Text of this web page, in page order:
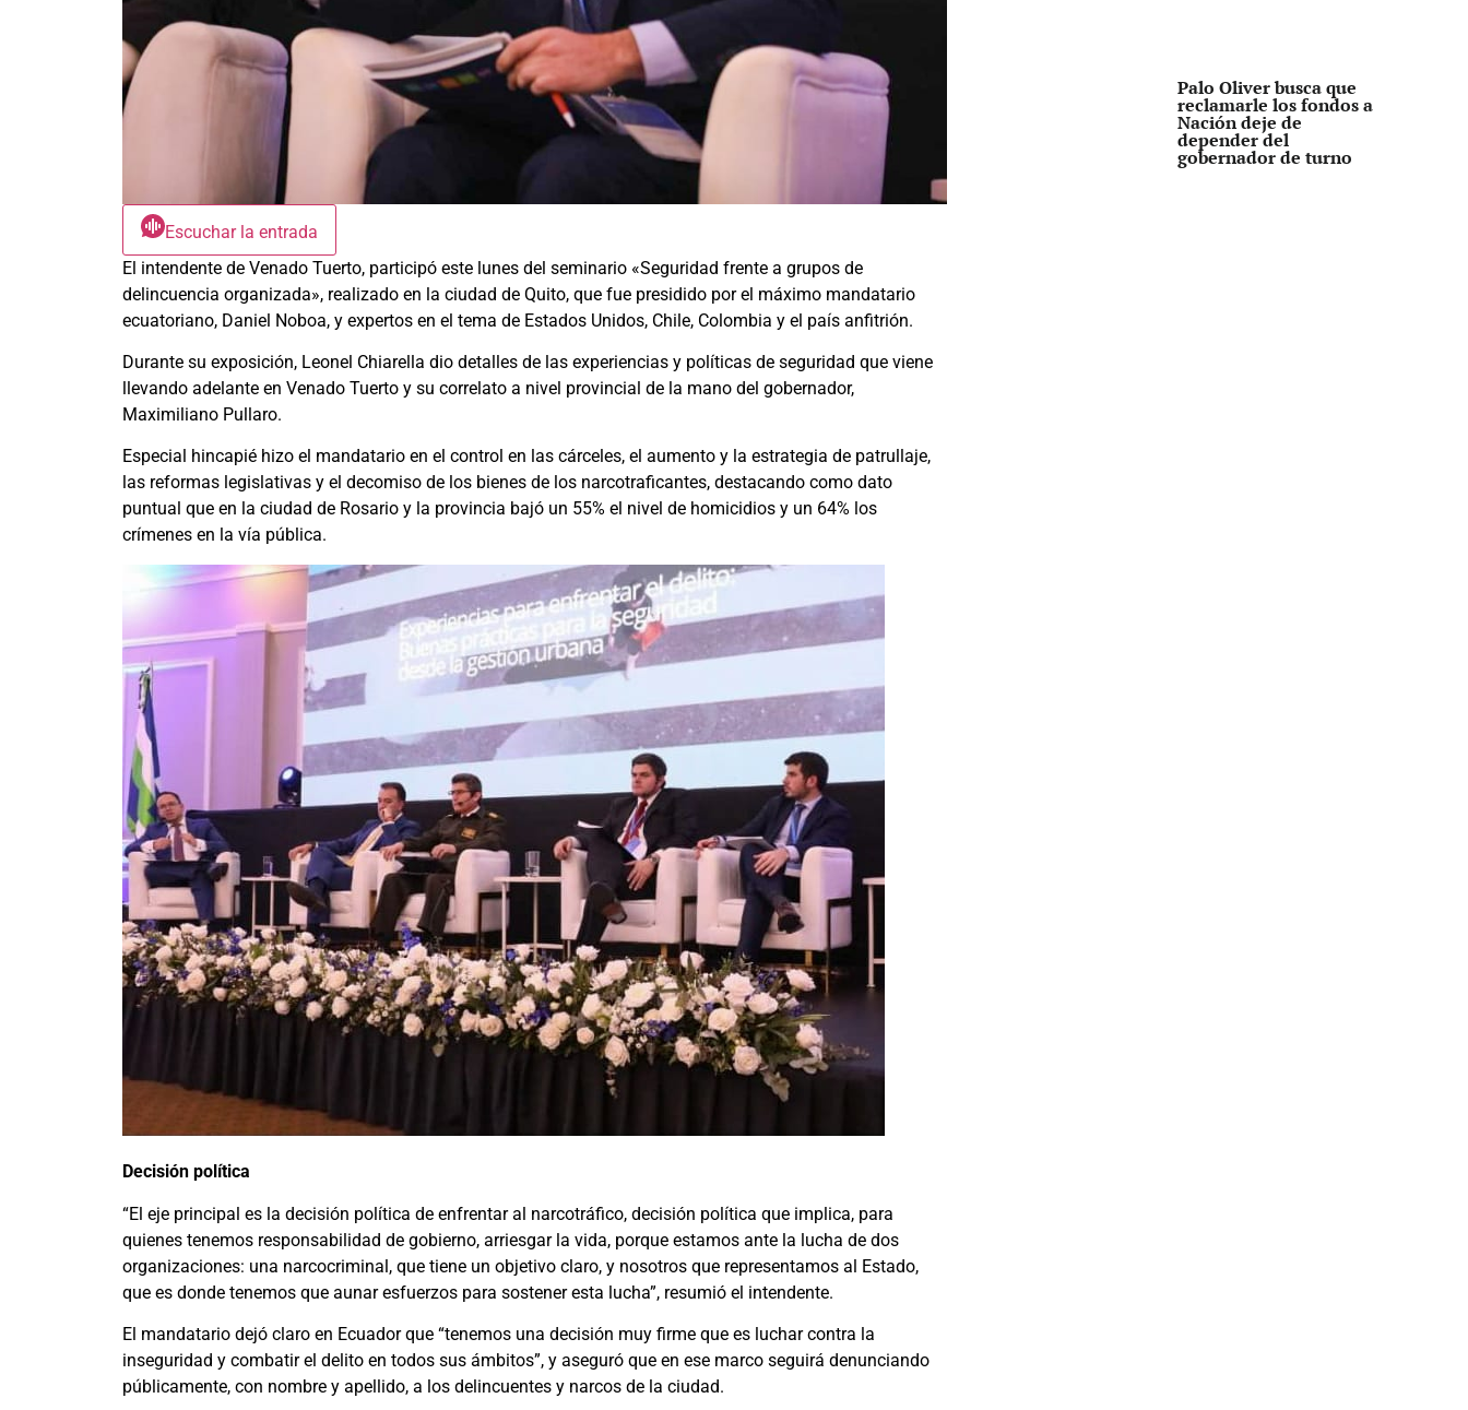
Escuchar la entrada
El intendente de Venado Tuerto, participó este lunes del seminario «Seguridad frente a grupos de
delincuencia organizada», realizado en la ciudad de Quito, que fue presidido por el máximo mandatario
ecuatoriano, Daniel Noboa, y expertos en el tema de Estados Unidos, Chile, Colombia y el país anfitrión.
Durante su exposición, Leonel Chiarella dio detalles de las experiencias y políticas de seguridad que viene
llevando adelante en Venado Tuerto y su correlato a nivel provincial de la mano del gobernador,
Maximiliano Pullaro.
Especial hincapié hizo el mandatario en el control en las cárceles, el aumento y la estrategia de patrullaje,
las reformas legislativas y el decomiso de los bienes de los narcotraficantes, destacando como dato
puntual que en la ciudad de Rosario y la provincia bajó un 55% el nivel de homicidios y un 64% los
crímenes en la vía pública.
Decisión política
“El eje principal es la decisión política de enfrentar al narcotráfico, decisión política que implica, para
quienes tenemos responsabilidad de gobierno, arriesgar la vida, porque estamos ante la lucha de dos
organizaciones: una narcocriminal, que tiene un objetivo claro, y nosotros que representamos al Estado,
que es donde tenemos que aunar esfuerzos para sostener esta lucha”, resumió el intendente.
El mandatario dejó claro en Ecuador que “tenemos una decisión muy firme que es luchar contra la
inseguridad y combatir el delito en todos sus ámbitos”, y aseguró que en ese marco seguirá denunciando
públicamente, con nombre y apellido, a los delincuentes y narcos de la ciudad.
Palo Oliver busca que
reclamarle los fondos a
Nación deje de
depender del
gobernador de turno